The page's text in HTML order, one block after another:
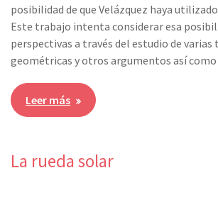
posibilidad de que Velázquez haya
Este trabajo intenta considerar esa
perspectivas a través del estudio de
geométricas y otros argumentos así como
Leer más
La rueda solar